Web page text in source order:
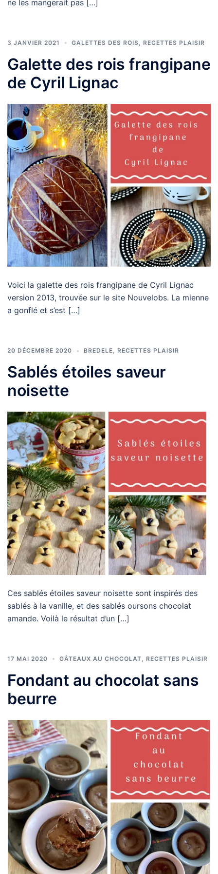
ne les mangerait pas […]
3 JANVIER 2021 GALETTES DES ROIS RECETTES PLAISIR
Galette des rois frangipane
de Cyril Lignac
Voici la galette des rois frangipane de Cyril Lignac
version 2013, trouvée sur le site Nouvelobs. La mienne
a gonflé et s’est […]
20 DÉCEMBRE 2020 BREDELE, RECETTES PLAISIR
Sablés étoiles saveur
noisette
Ces sablés étoiles saveur noisette sont inspirés des
sablés à la vanille, et des sablés oursons chocolat
amande. Voilà le résultat d’un […]
17 MAI 2020 GÂTEAUX AU CHOCOLAT RECETTES PLAISIR
Fondant au chocolat sans
beurre